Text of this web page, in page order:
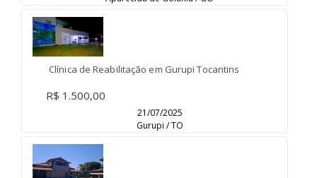
Clínica de Reabilitação em Gurupi Tocantins
R$ 1.500,00
21/07/2025
Gurupi / TO